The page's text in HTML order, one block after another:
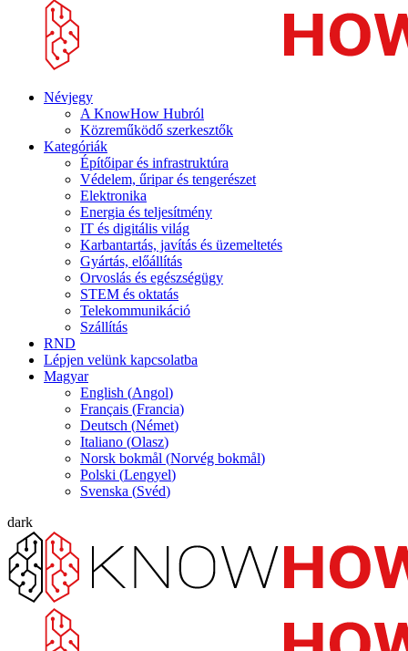
Névjegy
A KnowHow Hubról
Közreműködő szerkesztők
Kategóriák
Építőipar és infrastruktúra
Védelem, űripar és tengerészet
Elektronika
Energia és teljesítmény
IT és digitális világ
Karbantartás, javítás és üzemeltetés
Gyártás, előállítás
Orvoslás és egészségügy
STEM és oktatás
Telekommunikáció
Szállítás
RND
Lépjen velünk kapcsolatba
Magyar
English (Angol)
Français (Francia)
Deutsch (Német)
Italiano (Olasz)
Norsk bokmål (Norvég bokmål)
Polski (Lengyel)
Svenska (Svéd)
dark